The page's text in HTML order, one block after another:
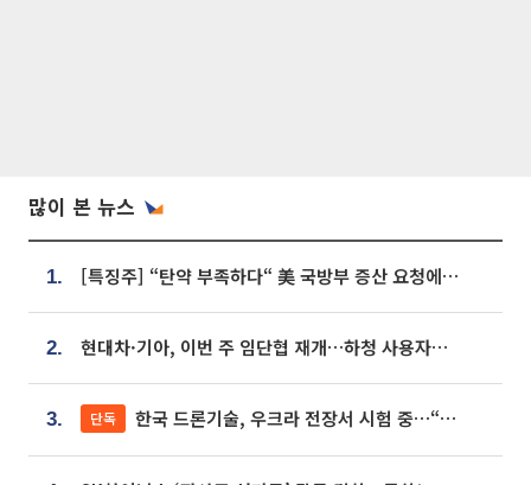
많이 본 뉴스
1. [특징주] “탄약 부족하다“ 美 국방부 증산 요청에⋯국내 방산주 급등세
2. 현대차·기아, 이번 주 임단협 재개…하청 사용자성 재심도 ‘변수’
3. 단독 한국 드론기술, 우크라 전장서 시험 중…“스타트업 여러 곳 참여”